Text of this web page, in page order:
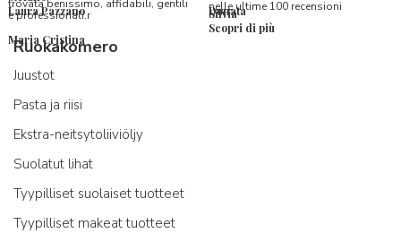
Laura Pazzano
trovata benissimo, affidabili, gentili
e professionali.r
Maria Cristina
Donata
Silvia
nelle ultime 100 recensioni
Scopri di più
Ruokakomero
Juustot
Pasta ja riisi
Ekstra-neitsytoliiviöljy
Suolatut lihat
Tyypilliset suolaiset tuotteet
Tyypilliset makeat tuotteet